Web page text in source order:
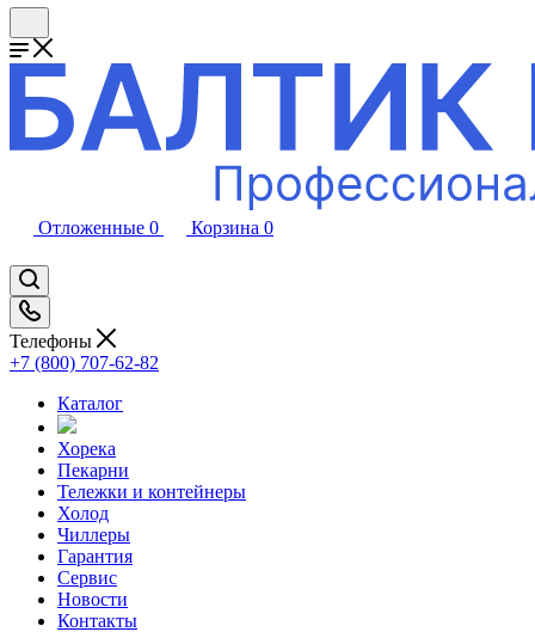
Отложенные 0 Корзина 0
Телефоны
+7 (800) 707-62-82
Каталог
Хорека
Пекарни
Тележки и контейнеры
Холод
Чиллеры
Гарантия
Сервис
Новости
Контакты